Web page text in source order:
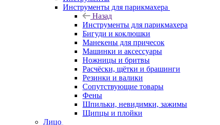
Инструменты для парикмахера
Назад
Инструменты для парикмахера
Бигуди и коклюшки
Манекены для причесок
Машинки и аксессуары
Ножницы и бритвы
Расчёски, щётки и брашинги
Резинки и валики
Сопутствующие товары
Фены
Шпильки, невидимки, зажимы
Щипцы и плойки
Лицо